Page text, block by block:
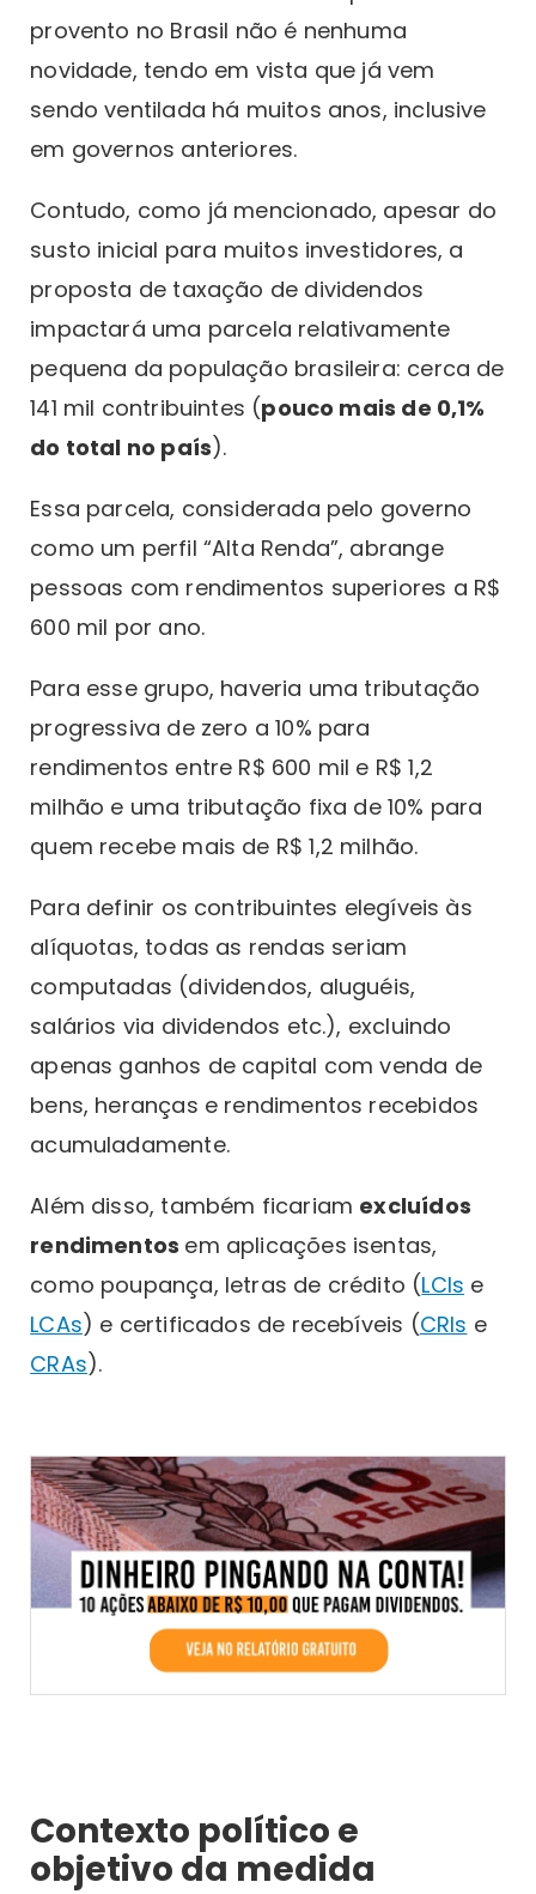
provento no Brasil não é nenhuma
novidade, tendo em vista que já vem
sendo ventilada há muitos anos, inclusive
em governos anteriores.
Contudo, como já mencionado, apesar do
susto inicial para muitos investidores, a
proposta de taxação de dividendos
impactará uma parcela relativamente
pequena da população brasileira: cerca de
141 mil contribuintes (pouco mais de 0,1%
do total no país).
Essa parcela, considerada pelo governo
como um perfil “Alta Renda”, abrange
pessoas com rendimentos superiores a R$
600 mil por ano.
Para esse grupo, haveria uma tributação
progressiva de zero a 10% para
rendimentos entre R$ 600 mil e R$ 1,2
milhão e uma tributação fixa de 10% para
quem recebe mais de R$ 1,2 milhão.
Para definir os contribuintes elegíveis às
alíquotas, todas as rendas seriam
computadas (dividendos, aluguéis,
salários via dividendos etc.), excluindo
apenas ganhos de capital com venda de
bens, heranças e rendimentos recebidos
acumuladamente.
Além disso, também ficariam excluídos
rendimentos em aplicações isentas,
como poupança, letras de crédito (LCIs e
LCAs) e certificados de recebíveis (CRIs e
CRAs).
Contexto político e
objetivo da medida